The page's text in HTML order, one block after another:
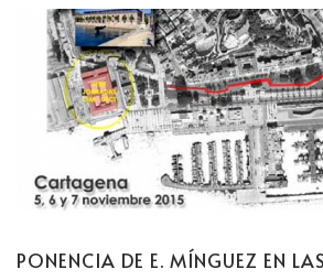
PONENCIA DE E. MÍNGUEZ EN